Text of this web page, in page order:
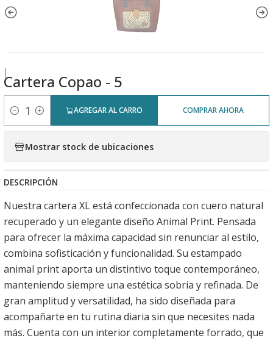
|
Cartera Copao - 5
Cantidad
AGREGAR AL CARRO COMPRAR AHORA
Mostrar stock de ubicaciones
DESCRIPCIÓN
Nuestra cartera XL está confeccionada con cuero natural
recuperado y un elegante diseño Animal Print. Pensada
para ofrecer la máxima capacidad sin renunciar al estilo,
combina sofisticación y funcionalidad. Su estampado
animal print aporta un distintivo toque contemporáneo,
manteniendo siempre una estética sobria y refinada. De
gran amplitud y versatilidad, ha sido diseñada para
acompañarte en tu rutina diaria sin que necesites nada
más. Cuenta con un interior completamente forrado, que